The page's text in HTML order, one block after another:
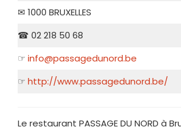
✉ 1000 BRUXELLES
☎ 02 218 50 68
☞ info@passagedunord.be
☞ http://www.passagedunord.be/
Le restaurant PASSAGE DU NORD à